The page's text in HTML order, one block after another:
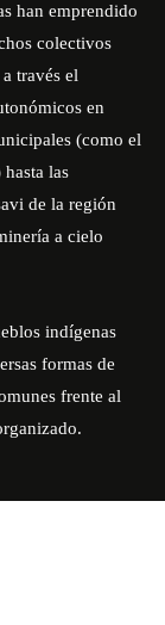
han emprendido
colectivos
través el
en
(como el
las
de la región
a cielo
indígenas
formas de
frente al